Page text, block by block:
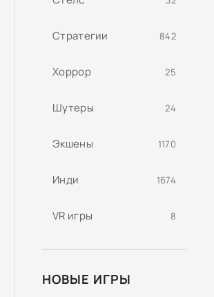
Стратегии 842
Хоррор 25
Шутеры 24
Экшены 1170
Инди 1674
VR игры 8
НОВЫЕ ИГРЫ